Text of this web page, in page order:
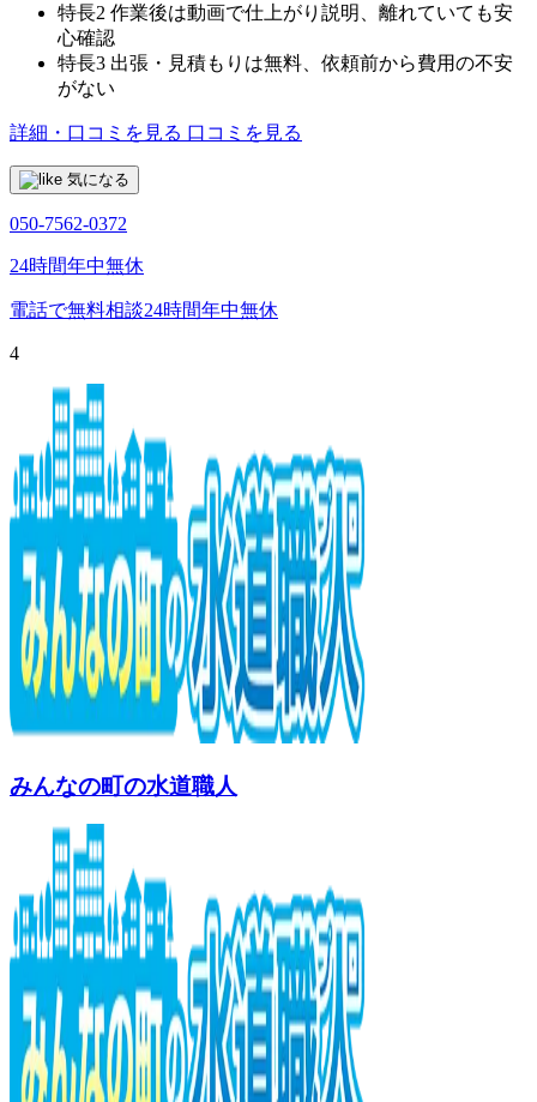
特長2 作業後は動画で仕上がり説明、離れていても安
心確認
特長3 出張・見積もりは無料、依頼前から費用の不安
がない
詳細・口コミを見る 口コミを見る
気になる
050-7562-0372
24時間年中無休
電話で無料相談24時間年中無休
4
みんなの町の水道職人